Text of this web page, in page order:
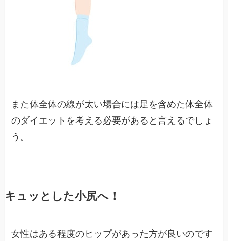
また体全体の線が太い場合には足を含めた体全体
のダイエットを考える必要があると言えるでしょ
う。
キュッとした小尻へ！
女性はある程度のヒップがあった方が良いのです